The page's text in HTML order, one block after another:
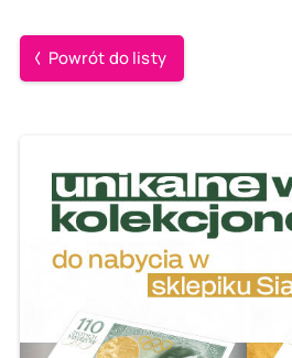
Powrót do listy